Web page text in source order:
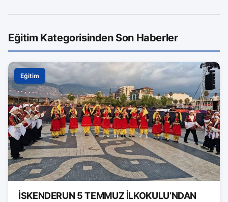
Eğitim Kategorisinden Son Haberler
Eğitim
İSKENDERUN 5 TEMMUZ İLKOKULU’NDAN